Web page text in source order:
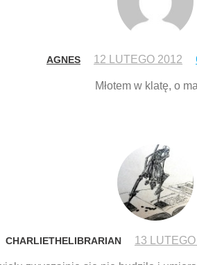
AGNES 12 LUTEGO 2012
Młotem w klatę, o
CHARLIETHELIBRARIAN 13